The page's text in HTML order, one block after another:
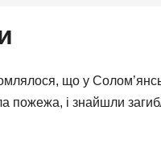
що у
пожежа, і знайшли